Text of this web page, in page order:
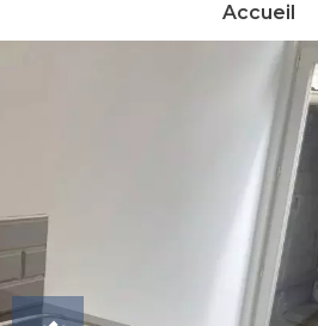
Accueil